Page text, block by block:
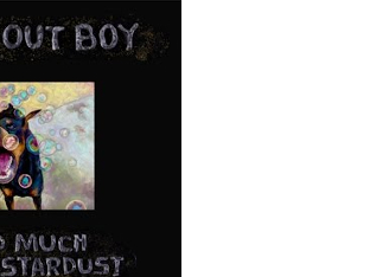
ってる」
ンスジを強調して炎上ｗｗｗｗｗｗｗｗ
ほどの成果がない」WWWWWWWWWWW
ｗｗｗｗｗｗｗｗｗｗｗｗ
ｗｗｗｗ
到達点ゼロ」と判明………